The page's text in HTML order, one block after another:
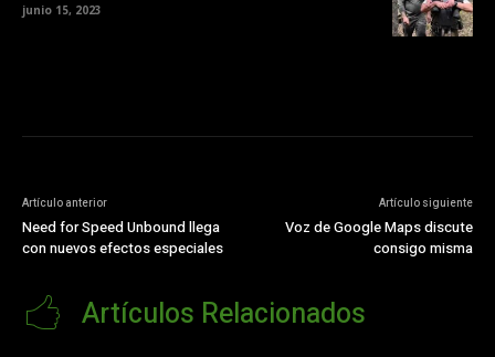
junio 15, 2023
Artículo anterior
Need for Speed Unbound llega
con nuevos efectos especiales
Artículo siguiente
Voz de Google Maps discute
consigo misma
Artículos Relacionados